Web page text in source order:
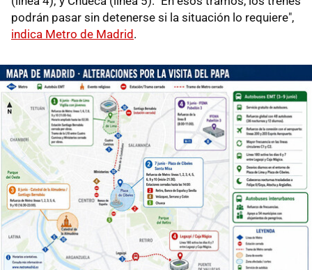
podrán pasar sin detenerse si la situación lo requiere",
indica Metro de Madrid.